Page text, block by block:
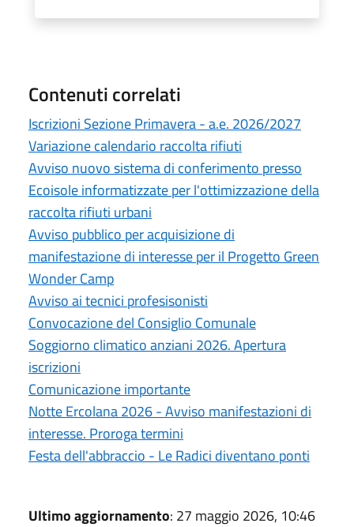
Contenuti correlati
Iscrizioni Sezione Primavera - a.e. 2026/2027
Variazione calendario raccolta rifiuti
Avviso nuovo sistema di conferimento presso
Ecoisole informatizzate per l'ottimizzazione della
raccolta rifiuti urbani
Avviso pubblico per acquisizione di
manifestazione di interesse per il Progetto Green
Wonder Camp
Avviso ai tecnici profesisonisti
Convocazione del Consiglio Comunale
Soggiorno climatico anziani 2026. Apertura
iscrizioni
Comunicazione importante
Notte Ercolana 2026 - Avviso manifestazioni di
interesse. Proroga termini
Festa dell'abbraccio - Le Radici diventano ponti
Ultimo aggiornamento: 27 maggio 2026, 10:46